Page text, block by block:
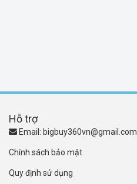
Hỗ trợ
Email: bigbuy360vn@gmail.com
Chính sách bảo mật
Quy định sử dụng